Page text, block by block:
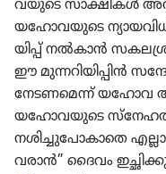
വ​യു​ടെ സാക്ഷികൾ
യഹോ​വ​യു​ടെ
യിപ്പ്‌ നൽകാൻ
ഈ മുന്നറി​യി​പ്പിൻ
നേടണ​മെന്ന്‌ യഹോവ
യഹോ​വ​യു​ടെ
നശിച്ചു​പോ​കാ​തെ
വരാൻ” ദൈവം